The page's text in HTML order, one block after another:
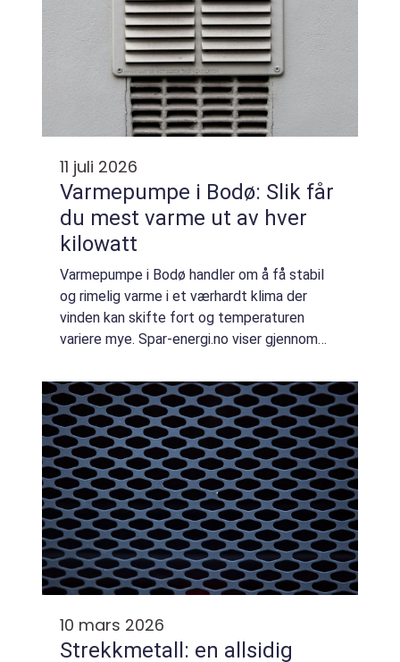
11 juli 2026
Varmepumpe i Bodø: Slik får
du mest varme ut av hver
kilowatt
Varmepumpe i Bodø handler om å få stabil
og rimelig varme i et værhardt klima der
vinden kan skifte fort og temperaturen
variere mye. Spar-energi.no viser gjennom
og service p&ar...
10 mars 2026
Strekkmetall: en allsidig